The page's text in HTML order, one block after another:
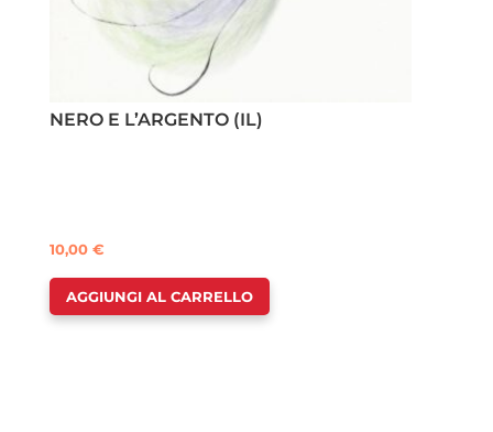
NERO E L’ARGENTO (IL)
10,00€
AGGIUNGI AL CARRELLO